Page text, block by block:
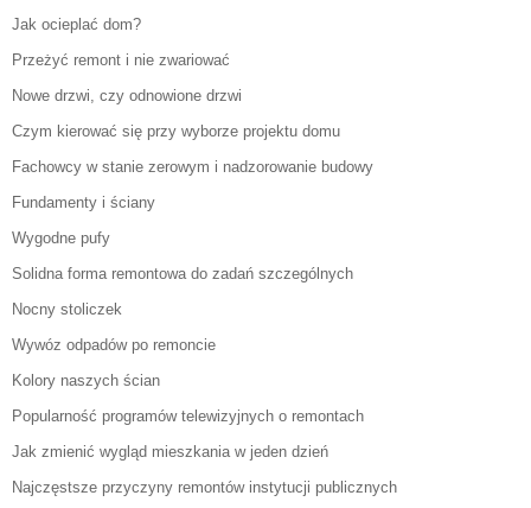
Jak ocieplać dom?
Przeżyć remont i nie zwariować
Nowe drzwi, czy odnowione drzwi
Czym kierować się przy wyborze projektu domu
Fachowcy w stanie zerowym i nadzorowanie budowy
Fundamenty i ściany
Wygodne pufy
Solidna forma remontowa do zadań szczególnych
Nocny stoliczek
Wywóz odpadów po remoncie
Kolory naszych ścian
Popularność programów telewizyjnych o remontach
Jak zmienić wygląd mieszkania w jeden dzień
Najczęstsze przyczyny remontów instytucji publicznych